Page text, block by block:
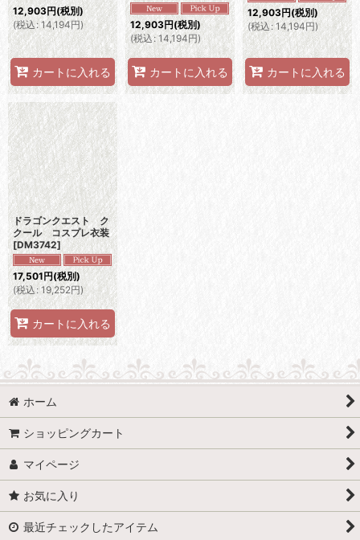
12,903円(税別)
(税込: 14,194円)
カートに入れる
12,903円(税別)
(税込: 14,194円)
カートに入れる
12,903円(税別)
(税込: 14,194円)
カートに入れる
ドラゴンクエスト ク
クール コスプレ衣装
[DM3742]
17,501円(税別)
(税込 : 19,252円)
カートに入れる
ホーム
ショッピングカート
マイページ
お気に入り
最近チェックしたアイテム